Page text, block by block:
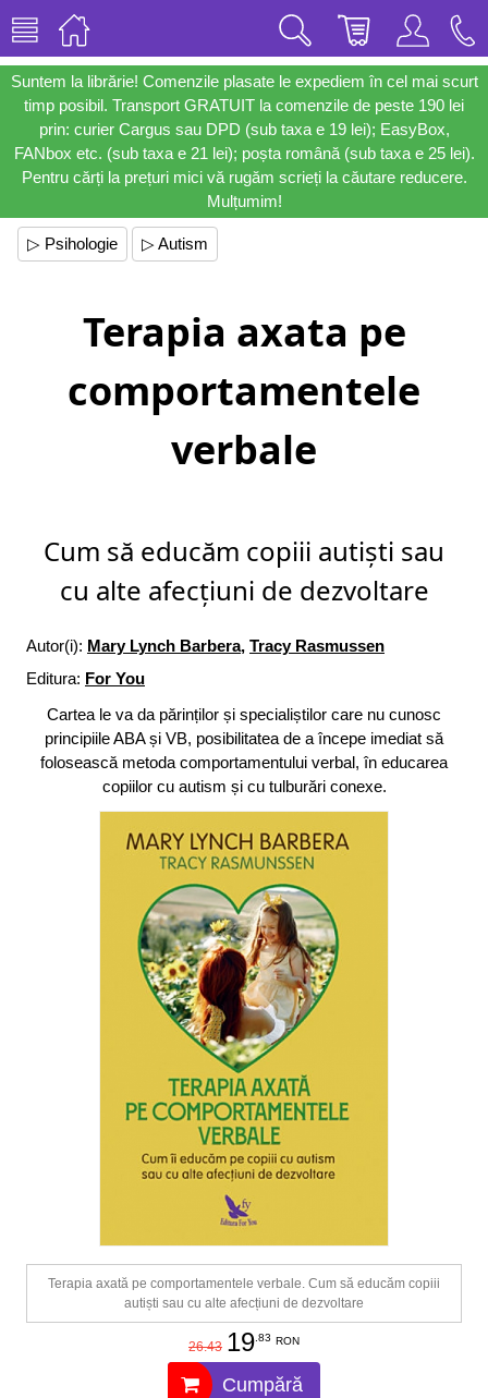
Suntem la librărie! Comenzile plasate le expediem în cel mai scurt
timp posibil. Transport GRATUIT la comenzile de peste 190 lei
prin: curier Cargus sau DPD (sub taxa e 19 lei); EasyBox,
FANbox etc. (sub taxa e 21 lei); poșta română (sub taxa e 25 lei).
Pentru cărți la prețuri mici vă rugăm scrieți la căutare reducere.
Mulțumim!
▷ Psihologie ▷ Autism
Terapia axata pe
comportamentele
verbale
Cum să educăm copiii autiști sau
cu alte afecțiuni de dezvoltare
Autor(i): Mary Lynch Barbera, Tracy Rasmussen
Editura: For You
Cartea le va da părinților și specialiștilor care nu cunosc
principiile ABA și VB, posibilitatea de a începe imediat să
folosească metoda comportamentului verbal, în educarea
copiilor cu autism și cu tulburări conexe.
Terapia axată pe comportamentele verbale. Cum să educăm copiii
autiști sau cu alte afecțiuni de dezvoltare
26.43 19.83 RON
Cumpără